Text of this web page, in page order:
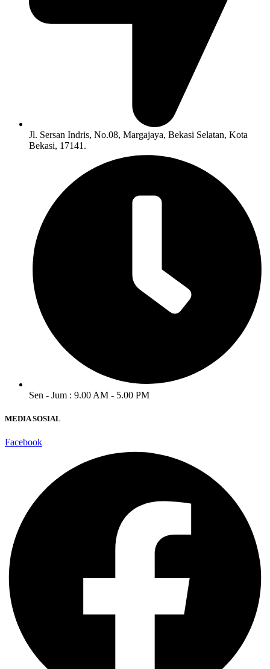
Jl. Sersan Indris, No.08, Margajaya, Bekasi Selatan, Kota
Bekasi, 17141.
Sen - Jum : 9.00 AM - 5.00 PM
MEDIA SOSIAL
Facebook